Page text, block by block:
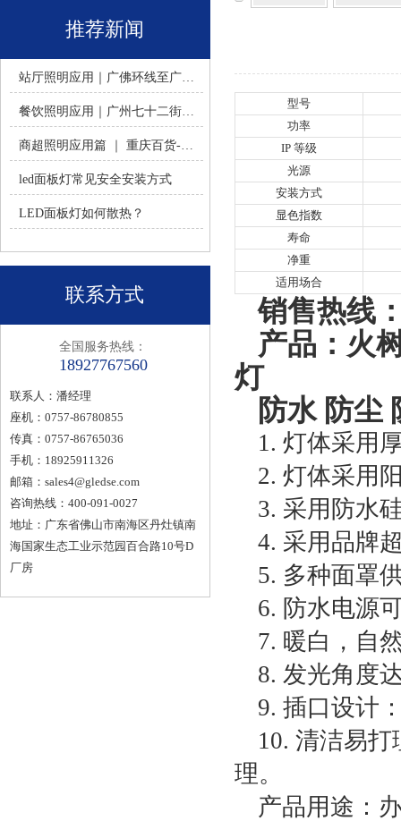
推荐新闻
站厅照明应用｜广佛环线至广州南站 -佛山火树银花照明
餐饮照明应用｜广州七十二街道餐饮连锁-佛山火树银花照明
商超照明应用篇 ｜ 重庆百货-佛山火树银花照明合作历程
led面板灯常见安全安装方式
LED面板灯如何散热？
联系方式
全国服务热线：
18927767560
联系人：潘经理
座机：0757-86780855
传真：0757-86765036
手机：18925911326
邮箱： sales4@gledse.com
咨询热线：400-091-0027
地址：广东省佛山市南海区丹灶镇南
海国家生态工业示范园百合路10号D
厂房
型号
功率
IP 等级
光源
安装方式
显色指数
寿命
净重
适用场合
销售热线
产品：火
灯
防水 防尘
1. 灯体采用
2. 灯体采用
3. 采用防水
4. 采用品牌
5. 多种面罩
6. 防水电源
7. 暖白，自
8. 发光角度
9. 插口设计
10. 清洁易
理。
产品用途：